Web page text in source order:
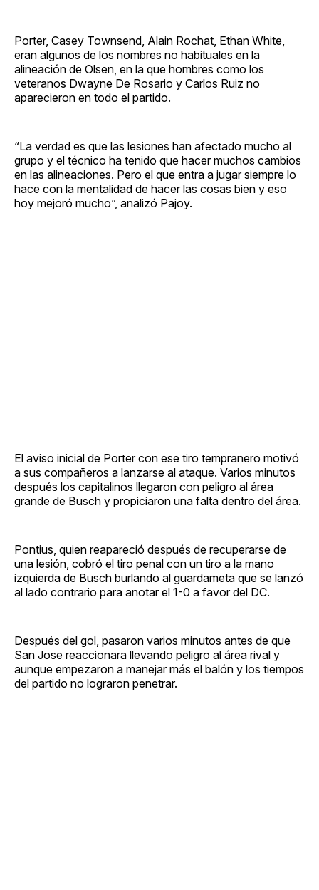
Porter, Casey Townsend, Alain Rochat, Ethan White,
eran algunos de los nombres no habituales en la
alineación de Olsen, en la que hombres como los
veteranos Dwayne De Rosario y Carlos Ruiz no
aparecieron en todo el partido.
“La verdad es que las lesiones han afectado mucho al
grupo y el técnico ha tenido que hacer muchos cambios
en las alineaciones. Pero el que entra a jugar siempre lo
hace con la mentalidad de hacer las cosas bien y eso
hoy mejoró mucho”, analizó Pajoy.
El aviso inicial de Porter con ese tiro tempranero motivó
a sus compañeros a lanzarse al ataque. Varios minutos
después los capitalinos llegaron con peligro al área
grande de Busch y propiciaron una falta dentro del área.
Pontius, quien reapareció después de recuperarse de
una lesión, cobró el tiro penal con un tiro a la mano
izquierda de Busch burlando al guardameta que se lanzó
al lado contrario para anotar el 1-0 a favor del DC.
Después del gol, pasaron varios minutos antes de que
San Jose reaccionara llevando peligro al área rival y
aunque empezaron a manejar más el balón y los tiempos
del partido no lograron penetrar.